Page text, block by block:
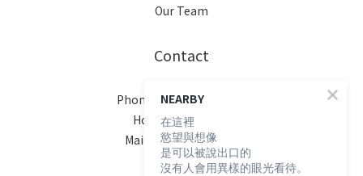
Our Team
Contact
Phone / XX-XXX-XXX-XXX
Hours / XXXX-XXXX
Mail / XXX@XXXX.COM
NEARBY
在這裡
慾望與想像
是可以被說出口的
沒有人會用異樣的眼光看待。